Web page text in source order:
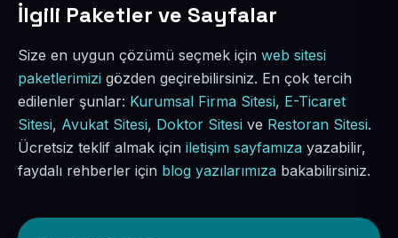
İlgili Paketler ve Sayfalar
Size en uygun çözümü seçmek için web sitesi
paketlerimizi gözden geçirebilirsiniz. En çok tercih
edilenler şunlar: Kurumsal Firma Sitesi, E-Ticaret
Sitesi, Avukat Sitesi, Doktor Sitesi ve Restoran Sitesi.
Ücretsiz teklif almak için iletişim sayfamıza yazabilir,
faydalı rehberler için blog yazılarımıza bakabilirsiniz.